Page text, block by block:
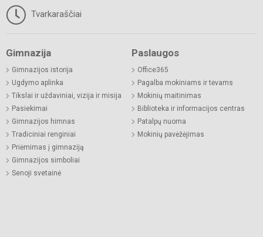
Tvarkaraščiai
Gimnazija
Gimnazijos istorija
Ugdymo aplinka
Tikslai ir uždaviniai, vizija ir misija
Pasiekimai
Gimnazijos himnas
Tradiciniai renginiai
Priėmimas į gimnaziją
Gimnazijos simboliai
Senoji svetainė
Paslaugos
Office365
Pagalba mokiniams ir tėvams
Mokinių maitinimas
Biblioteka ir informacijos centras
Patalpų nuoma
Mokinių pavėžėjimas